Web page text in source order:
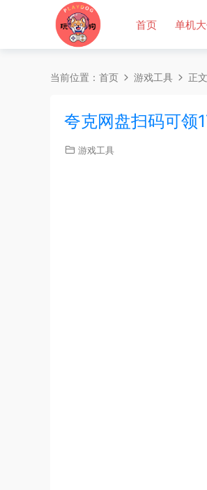
首页 单机
当前位置： 首页 游戏工具 正文
夸克网盘扫码可领
游戏工具